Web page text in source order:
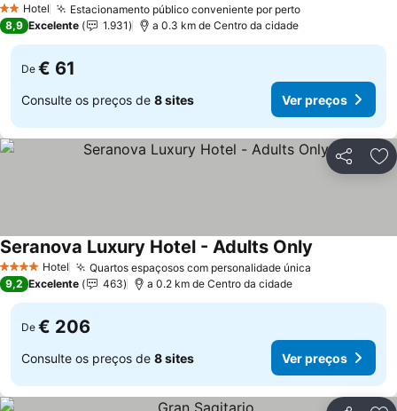
2 Estrelas
Hotel Estacionamento público conveniente por perto
8,9 Excelente 1.931 a 0.3 km de Centro da cidade
De € 61
Consulte os preços de 8 sites Ver preços
Partilhar
4 EstrelasHotel Quartos espaçosos com personalidade única
Seranova Luxury Hotel - Adults Only
9,2 Excelente 463 a 0.2 km de Centro da cidade
De € 206
Consulte os preços de 8 sites Ver preços